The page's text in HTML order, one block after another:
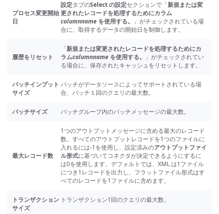
プロセス変更開始
日
設定タブのSelect の設定セクションで「新規または変
更されたレコードを処理するためにカラム
columnname を使用する。
」がチェックされている場
合に、取得するデータの開始日を制御します。
履歴をリセット
「新規または変更されたレコードを処理するためにカ
ラムcolumnname を使用する。
」がチェックされてい
る場合に、保存されたキャッシュをリセットします。
バッチインプット
サイズ
バッチがデータソースによってサポートされている場
合、バッチ１回のクエリの最大数。
バッチサイズ バッチグループ内のバッチメッセージの最大数。
最大レコード数
1つのアウトプットメッセージに含める最大のレコード
数。すべてのアウトプットレコードを1つのファイルに
入れるには-1を使用し、設定済みのアウトプットファイ
ル形式に基づいてコネクタが決定できるようにするに
は0を使用します。デフォルトでは、XML は1ファイル
につき1レコードを出力し、フラットファイル形式はす
べてのレコードを1ファイルに含めます。
トランザクション
サイズ
トランザクション1回のクエリの最大数。